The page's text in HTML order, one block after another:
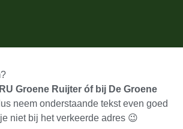
Groene Ruijter óf bij De Groene
neem onderstaande tekst even goed
niet bij het verkeerde adres 😉